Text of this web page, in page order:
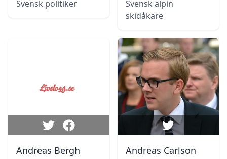
Svensk politiker
Svensk alpin
skidåkare
Andreas Bergh Andreas Carlson